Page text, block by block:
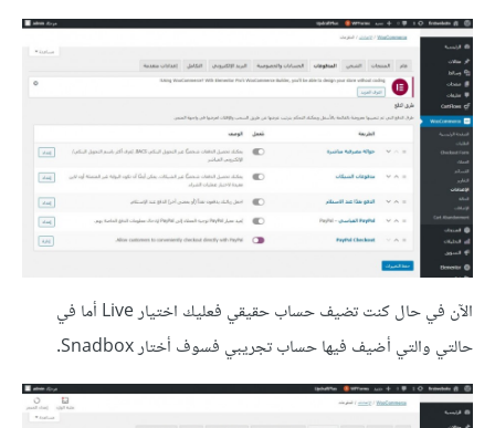
الآن في حال كنت تضيف حساب حقيقي فعليك اختيار Live أما في
حالتي والتي أضيف فيها حساب تجريبي فسوف أختار Snadbox.